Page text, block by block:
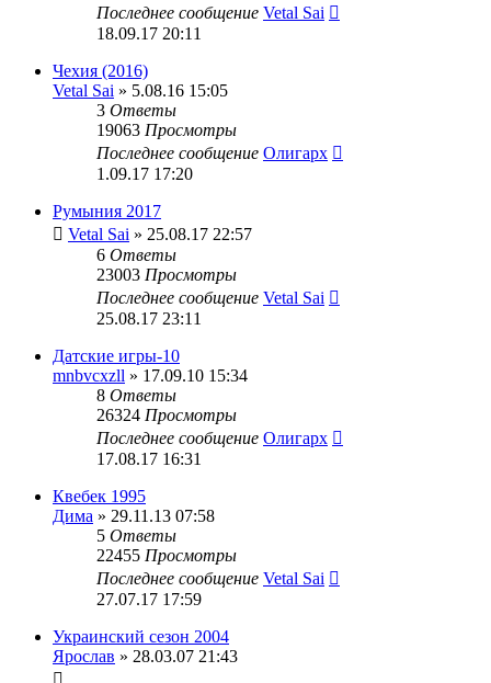
Последнее сообщение Vetal Sai
18.09.17 20:11
Чехия (2016)
Vetal Sai » 5.08.16 15:05
3 Ответы
19063 Просмотры
Последнее сообщение Олигарх
1.09.17 17:20
Румыния 2017
Vetal Sai » 25.08.17 22:57
6 Ответы
23003 Просмотры
Последнее сообщение Vetal Sai
25.08.17 23:11
Датские игры-10
mnbvcxzll » 17.09.10 15:34
8 Ответы
26324 Просмотры
Последнее сообщение Олигарх
17.08.17 16:31
Квебек 1995
Дима » 29.11.13 07:58
5 Ответы
22455 Просмотры
Последнее сообщение Vetal Sai
27.07.17 17:59
Украинский сезон 2004
Ярослав » 28.03.07 21:43